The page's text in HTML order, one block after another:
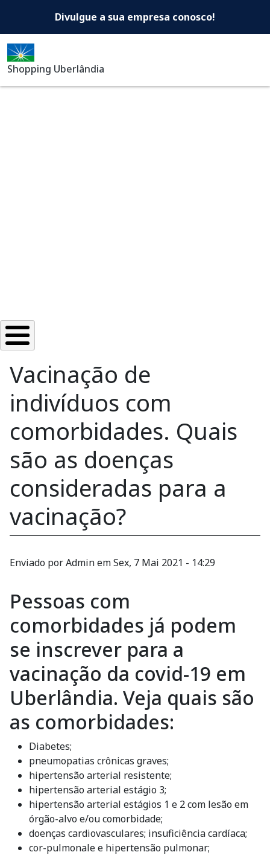
Shopping Uberlândia -
Divulgue a sua empresa conosco!
Shopping Uberlândia
Vacinação de
indivíduos com
comorbidades. Quais
são as doenças
consideradas para a
vacinação?
Enviado porAdminemSex, 7 Mai 2021 - 14:29
Pessoas com
comorbidades já podem
se inscrever para a
vacinação da covid-19 em
Uberlândia. Veja quais são
as comorbidades:
Diabetes;
pneumopatias crônicas graves;
hipertensão arterial resistente;
hipertensão arterial estágio 3;
hipertensão arterial estágios 1 e 2 com lesão em
órgão-alvo e/ou comorbidade;
doenças cardiovasculares; insuficiência cardíaca;
cor-pulmonale e hipertensão pulmonar;